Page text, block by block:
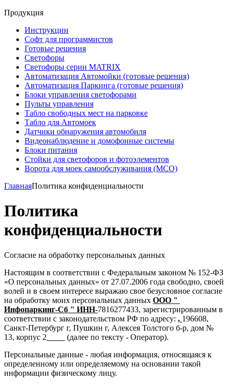
Продукция
Инструкции
Софт для программистов
Готовые решения
Светофоры
Светофоры серии MATRIX
Автоматизация Автомойки (готовые решения)
Автоматизация Паркинга (готовые решения)
Блоки управления светофорами
Пульты управления
Табло свободных мест на парковке
Табло для Автомоек
Датчики обнаружения автомобиля
Видеонаблюдение и домофонные системы
Блоки питания
Стойки для светофоров и фотоэлементов
Ворота для моек самообслуживания (МСО)
ГлавнаяПолитика конфиденциальности
Политика
конфиденциальности
Согласие на обработку персональных данных
Настоящим в соответствии с Федеральным законом № 152-ФЗ
«О персональных данных» от 27.07.2006 года свободно, своей
волей и в своем интересе выражаю свое безусловное согласие
на обработку моих персональных данных OOO "
Инфопаркинг-Сб " ИНН-7816277433, зарегистрированным в
соответствии с законодательством РФ по адресу: , 196608,
Санкт-Петербург г, Пушкин г, Алексея Толстого б-р, дом №
13, корпус 2
(далее по тексту - Оператор).
Персональные данные - любая информация, относящаяся к
определенному или определяемому на основании такой
информации физическому лицу.